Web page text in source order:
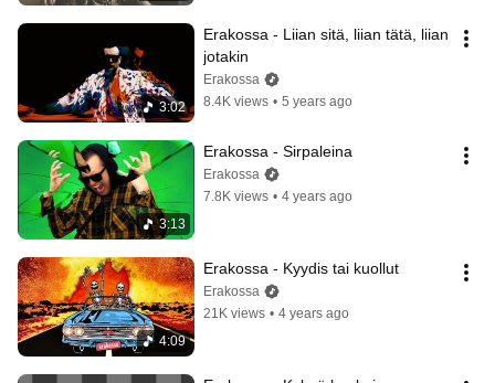
3:02
Erakossa - Liian sitä, liian tätä, liian
jotakin
Erakossa
8.4K views • 5 years ago
3:13
Erakossa - Sirpaleina
Erakossa
7.8K views • 4 years ago
4:09
Erakossa - Kyydis tai kuollut
Erakossa
21K views • 4 years ago